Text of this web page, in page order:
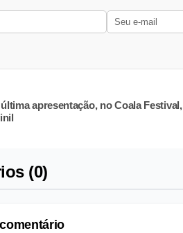
apresentação, no Coala Festival,
(0)